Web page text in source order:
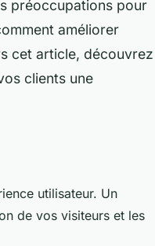
préoccupations pour
améliorer
cet article, découvrez
clients une
utilisateur. Un
de vos visiteurs et les